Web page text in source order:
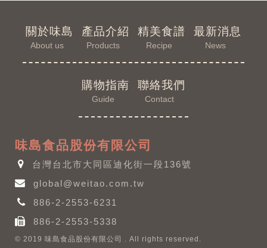
關於味島
About us
產品介紹
Products
精美食譜
Recipe
最新消息
News
購物指南
Guide
聯絡我們
Contact
味島食品股份有限公司
台灣台北市大同區迪化街一段136號
global@weitao.com.tw
886-2-2553-6231
886-2-2553-5338
© 2019 味島食品股份有限公司 . All rights reserved.